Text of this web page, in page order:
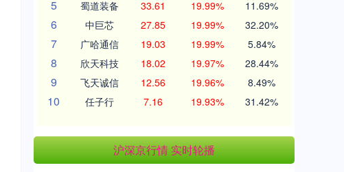
5 蜀道装备 33.61 19.99% 11.69%
6 中巨芯 27.85 19.99% 32.20%
7 广哈通信 19.03 19.99% 5.84%
8 欣天科技 18.02 19.97% 28.44%
9 飞天诚信 12.56 19.96% 8.49%
10 任子行 7.16 19.93% 31.42%
沪深京行情 实时轮播